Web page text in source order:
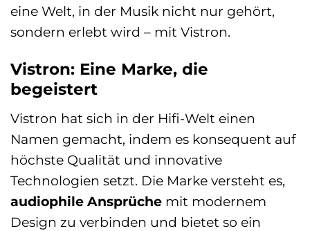
eine Welt, in der Musik nicht nur gehört,
sondern erlebt wird – mit Vistron.
Vistron: Eine Marke, die
begeistert
Vistron hat sich in der Hifi-Welt einen
Namen gemacht, indem es konsequent auf
höchste Qualität und innovative
Technologien setzt. Die Marke versteht es,
audiophile Ansprüche mit modernem
Design zu verbinden und bietet so ein